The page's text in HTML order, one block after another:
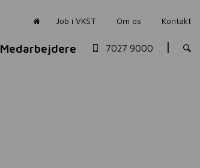
Job i VKST Om os Kontakt
Medarbejdere 7027 9000